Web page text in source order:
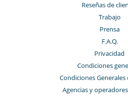
Reseñas de
Trabajo
Prensa
F.A.Q.
Privacidad
Condiciones
Condiciones Generales
Agencias y